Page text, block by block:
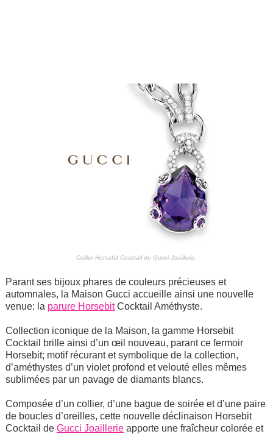
Collier Horsebit Cocktail de Gucci Joaillerie.
Parant ses bijoux phares de couleurs précieuses et
automnales, la Maison Gucci accueille ainsi une nouvelle
venue: la parure HorsebitCocktail Améthyste.
Collection iconique de la Maison, la gamme Horsebit
Cocktail brille ainsi d’un œil nouveau, parant ce fermoir
Horsebit; motif récurant et symbolique de la collection,
d’améthystes d’un violet profond et velouté elles mêmes
sublimées par un pavage de diamants blancs.
Composée d’un collier, d’une bague de soirée et d’une paire
de boucles d’oreilles, cette nouvelle déclinaison Horsebit
Cocktail de Gucci Joaillerieapporte une fraîcheur colorée et